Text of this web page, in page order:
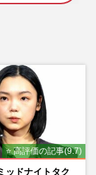
⭐ 高評価の記事(9.7)
ッドナイトタク